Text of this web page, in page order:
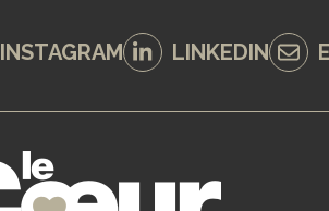
INSTAGRAM LINKEDIN